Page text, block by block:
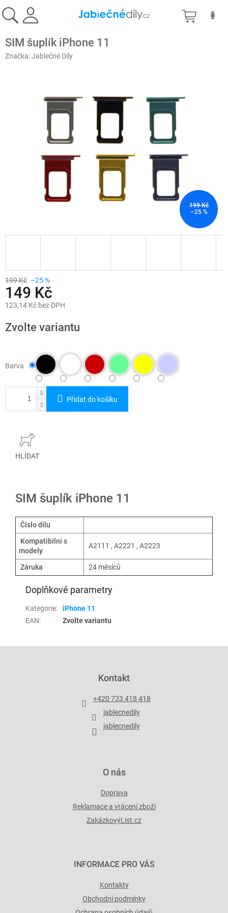
na
obsah
SIM šuplík iPhone 11
Značka:Jablečné Díly
199 Kč
–25 %
199 Kč –25 %
149 Kč
123,14 Kč bez DPH
cena:
Zvolte variantu
Barva
Přidat do košíku
HLÍDAT
SIM šuplík iPhone 11
Číslo dílu
Kompatibilní s
modely
A2111 , A2221 , A2223
Záruka 24 měsíců
Doplňkové parametry
Kategorie:
iPhone 11
EAN: Zvolte variantu
Kontakt
+420 733 418 418
jablecnedily
jablecnedily
O nás
Doprava
Reklamace a vrácení zboží
ZakázkovýList.cz
INFORMACE PRO VÁS
Kontakty
Obchodní podmínky